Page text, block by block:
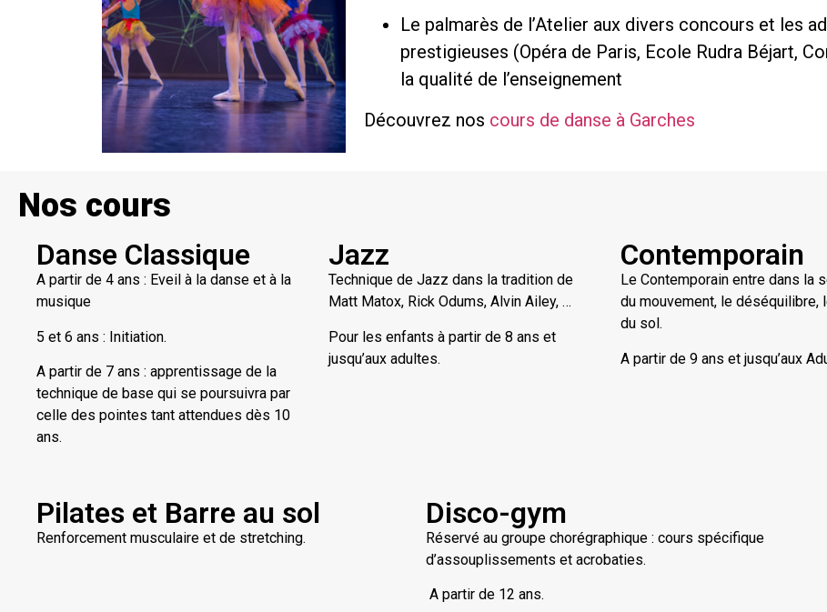
Le palmarès de l’Atelier aux divers concours et les
prestigieuses (Opéra de Paris, Ecole Rudra Béjart,
la qualité de l’enseignement
Découvrez nos cours de danse à Garches
Nos cours
Danse Classique
A partir de 4 ans : Eveil à la danse et à la
musique
5 et 6 ans : Initiation.
A partir de 7 ans : apprentissage de la
technique de base qui se poursuivra par
celle des pointes tant attendues dès 10
ans.
Jazz
Technique de Jazz dans la tradition de
Matt Matox, Rick Odums, Alvin Ailey, …
Pour les enfants à partir de 8 ans et
jusqu’aux adultes.
Contemporain
Le Contemporain entre dans la
du mouvement, le déséquilibre,
du sol.
A partir de 9 ans et jusqu’aux
Pilates et Barre au sol
Renforcement musculaire et de stretching.
Disco-gym
Réservé au groupe chorégraphique : cours spécifique
d’assouplissements et acrobaties.
A partir de 12 ans.